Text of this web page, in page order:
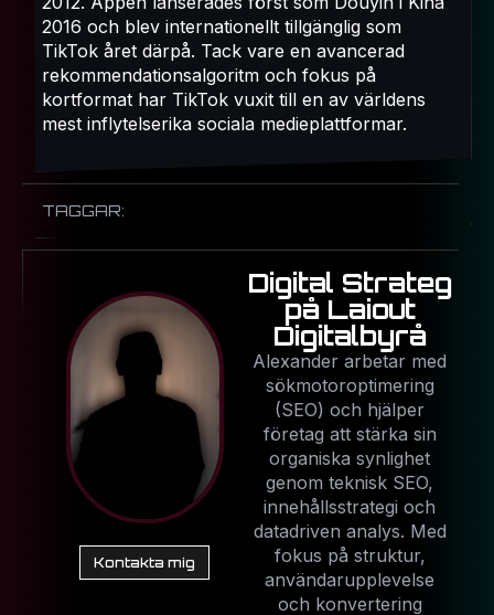
2016 och blev internationellt tillgänglig som
TikTok året därpå. Tack vare en avancerad
rekommendationsalgoritm och fokus på
kortformat har TikTok vuxit till en av världens
mest inflytelserika sociala medieplattformar.
TAGGAR:
Kontakta mig
Digital Strateg
på Laiout
Digitalbyrå
Alexander arbetar med
sökmotoroptimering
(SEO) och hjälper
företag att stärka sin
organiska synlighet
genom teknisk SEO,
innehållsstrategi och
datadriven analys. Med
fokus på struktur,
användarupplevelse
och konvertering